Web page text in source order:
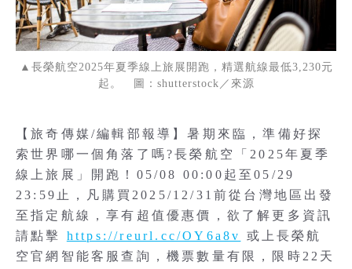
▲長榮航空2025年夏季線上旅展開跑，精選航線最低3,230元
起。 圖：shutterstock／來源
【旅奇傳媒/編輯部報導】暑期來臨，準備好探
索世界哪一個角落了嗎?長榮航空「2025年夏季
線上旅展」開跑！05/08 00:00起至05/29
23:59止，凡購買2025/12/31前從台灣地區出發
至指定航線，享有超值優惠價，欲了解更多資訊
請點擊 https://reurl.cc/OY6a8v
或上長榮航
空官網智能客服查詢，機票數量有限，限時22天